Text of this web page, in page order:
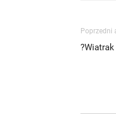
Poprzedni